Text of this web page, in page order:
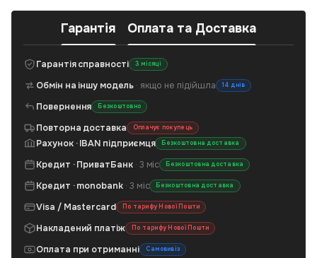
Гарантія Оплата та Доставка
Гарантія справності 3 місяці
Обмін на іншу модель · якщо не підійшла 14 днів
Повернення Безкоштовно
Повторна доставка Оплачує покупець
Рахунок · IBAN підприємця Безкоштовна доставка
Кредит · ПриватБанк · 3 міс Безкоштовна доставка
Кредит · monobank · 3 міс Безкоштовна доставка
Visa / Mastercard По тарифу Нової Пошти
Накладений платіж По тарифу Нової Пошти
Оплата при отриманні Самовивіз